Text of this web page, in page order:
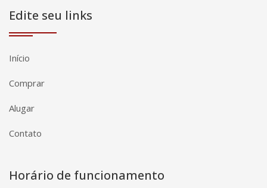
Edite seu links
Início
Comprar
Alugar
Contato
Horário de funcionamento